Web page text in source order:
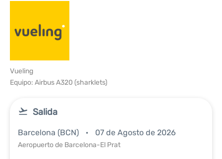
Vueling
Equipo: Airbus A320 (sharklets)
Salida
Barcelona (BCN) 07 de Agosto de 2026
Aeropuerto de Barcelona-El Prat